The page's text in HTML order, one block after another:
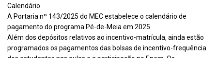
Calendário
A Portaria nº 143/2025 do MEC estabelece o calendário de
pagamento do programa Pé-de-Meia em 2025.
Além dos depósitos relativos ao incentivo-matrícula, ainda estão
programados os pagamentos das bolsas de incentivo-frequência